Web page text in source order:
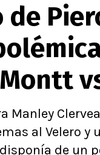
Alexis
Carlos
de
Manley
al Velero y
de un